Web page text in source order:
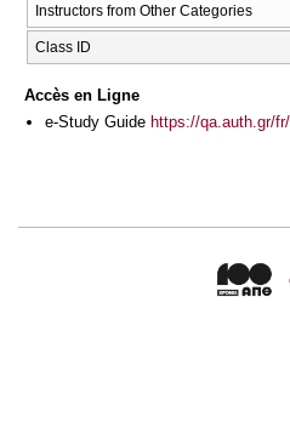
Instructors from Other Categories
Class ID
Accès en Ligne
e-Study Guide https://qa.auth.gr/